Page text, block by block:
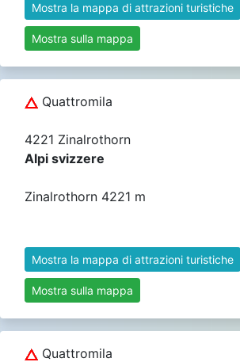
Mostra la mappa di attrazioni turistiche
Mostra sulla mappa
Quattromila
4221 Zinalrothorn
Alpi svizzere
Zinalrothorn 4221 m
Mostra la mappa di attrazioni turistiche
Mostra sulla mappa
Quattromila